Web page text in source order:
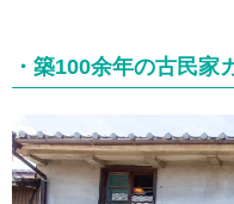
・築100余年の古民家